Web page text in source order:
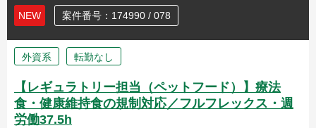
NEW 案件番号：174990 / 078
外資系 転勤なし
【レギュラトリー担当（ペットフード）】療法
食・健康維持食の規制対応／フルフレックス・週
労働37.5h